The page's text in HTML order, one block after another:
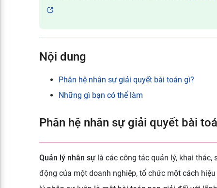
Nội dung
Phân hệ nhân sự giải quyết bài toán gì?
Những gì bạn có thể làm
Phân hệ nhân sự giải quyết bài
Quản lý nhân sựlà các công tác quản lý, khai thác,
động của một doanh nghiệp, tổ chức một cách